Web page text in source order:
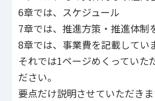
6章では、スケジュール
7章では、推進方策・推進体制
8章では、事業費を記載してい
それでは1ページめくっていた
ださい。
要点だけ説明させていただきま